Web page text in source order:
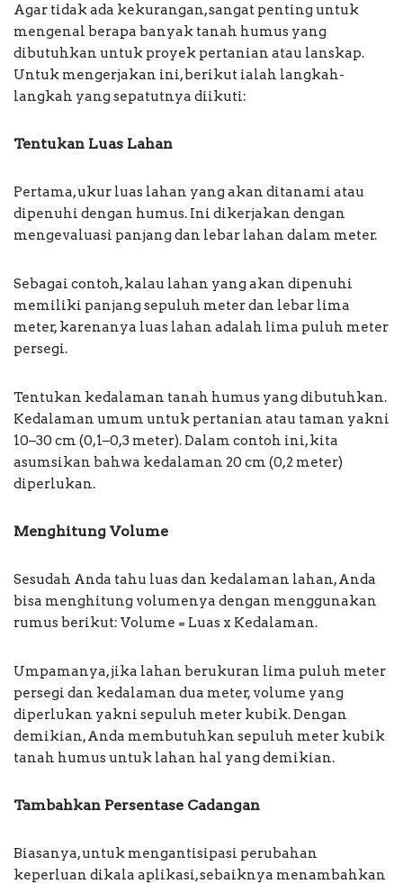
Agar tidak ada kekurangan, sangat penting untuk
mengenal berapa banyak tanah humus yang
dibutuhkan untuk proyek pertanian atau lanskap.
Untuk mengerjakan ini, berikut ialah langkah-
langkah yang sepatutnya diikuti:
Tentukan Luas Lahan
Pertama, ukur luas lahan yang akan ditanami atau
dipenuhi dengan humus. Ini dikerjakan dengan
mengevaluasi panjang dan lebar lahan dalam meter.
Sebagai contoh, kalau lahan yang akan dipenuhi
memiliki panjang sepuluh meter dan lebar lima
meter, karenanya luas lahan adalah lima puluh meter
persegi.
Tentukan kedalaman tanah humus yang dibutuhkan.
Kedalaman umum untuk pertanian atau taman yakni
10–30 cm (0,1–0,3 meter). Dalam contoh ini, kita
asumsikan bahwa kedalaman 20 cm (0,2 meter)
diperlukan.
Menghitung Volume
Sesudah Anda tahu luas dan kedalaman lahan, Anda
bisa menghitung volumenya dengan menggunakan
rumus berikut: Volume = Luas x Kedalaman.
Umpamanya, jika lahan berukuran lima puluh meter
persegi dan kedalaman dua meter, volume yang
diperlukan yakni sepuluh meter kubik. Dengan
demikian, Anda membutuhkan sepuluh meter kubik
tanah humus untuk lahan hal yang demikian.
Tambahkan Persentase Cadangan
Biasanya, untuk mengantisipasi perubahan
keperluan dikala aplikasi, sebaiknya menambahkan